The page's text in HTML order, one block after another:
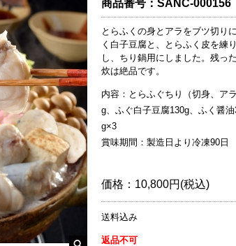
商品番号： SANC-000156
とらふくの身とアラをブツ切り
く白子豆腐と、とらふく皮を練
し、ちり鍋用にしました。残っ
炊は絶品です。
内容：とらふぐちり（切身、ア
g、ふぐ白子豆腐130g、ふく醤
g×3
賞味期間：製造日より冷凍90日
価格： 10,800円(税込)
送料込み
返品不可